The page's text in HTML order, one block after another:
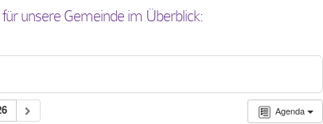
unsere Gemeinde im Überblick:
Agenda